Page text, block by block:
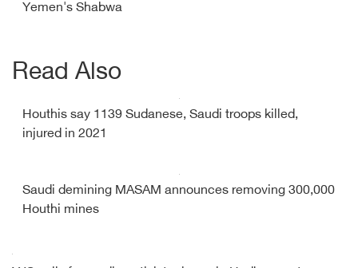
Yemen's Shabwa
Read Also
Houthis say 1139 Sudanese, Saudi troops killed,
injured in 2021
Saudi demining MASAM announces removing 300,000
Houthi mines